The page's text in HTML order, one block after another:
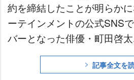
約を締結したことが明らか
ーテインメントの公式SNS
バーとなった俳優・町田啓
記事全文を